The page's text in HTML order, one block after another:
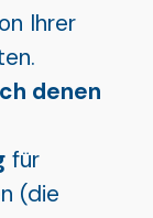
Ihrer
denen
für
(die